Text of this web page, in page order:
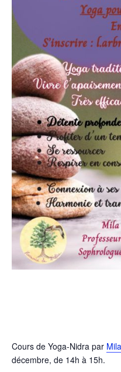
Cours de Yoga-Nidra par
décembre, de 14h à 15h.